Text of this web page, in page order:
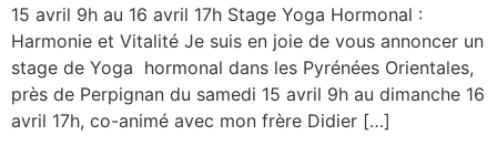
15 avril 9h au 16 avril 17h Stage Yoga Hormonal :
Harmonie et Vitalité Je suis en joie de vous annoncer un
stage de Yoga hormonal dans les Pyrénées Orientales,
près de Perpignan du samedi 15 avril 9h au dimanche 16
avril 17h, co-animé avec mon frère Didier […]